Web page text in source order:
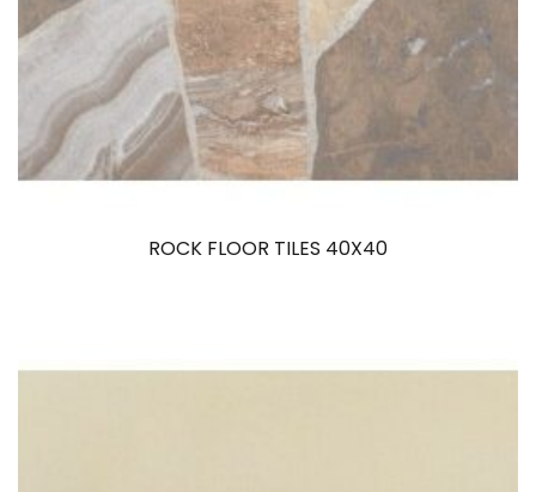
ROCK FLOOR TILES 40X40